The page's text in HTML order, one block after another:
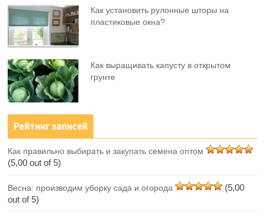
Как установить рулонные шторы на
пластиковые окна?
Как выращивать капусту в открытом
грунте
Рейтинг записей
Как правильно выбирать и закупать семена оптом
(5,00 out of 5)
Весна: производим уборку сада и огорода
(5,00
out of 5)